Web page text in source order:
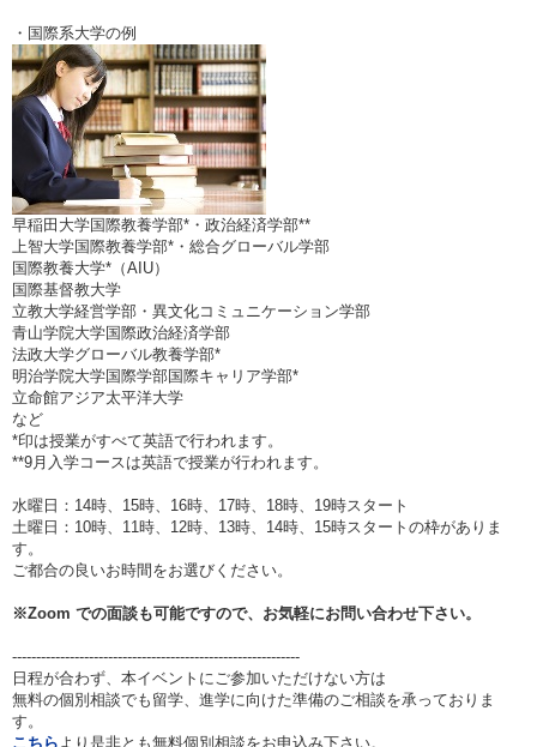
・国際系大学の例
早稲田大学国際教養学部*・政治経済学部**
上智大学国際教養学部*・総合グローバル学部
国際教養大学*（AIU）
国際基督教大学
立教大学経営学部・異文化コミュニケーション学部
青山学院大学国際政治経済学部
法政大学グローバル教養学部*
明治学院大学国際学部国際キャリア学部*
立命館アジア太平洋大学
など
*印は授業がすべて英語で行われます。
**9月入学コースは英語で授業が行われます。
水曜日：14時、15時、16時、17時、18時、19時スタート
土曜日：10時、11時、12時、13時、14時、15時スタートの枠がありま
す。
ご都合の良いお時間をお選びください。
※Zoom での面談も可能ですので、お気軽にお問い合わせ下さい。
------------------------------------------------------------
日程が合わず、本イベントにご参加いただけない方は
無料の個別相談でも留学、進学に向けた準備のご相談を承っておりま
す。
こちらより是非とも無料個別相談をお申込み下さい。